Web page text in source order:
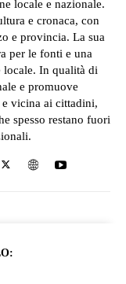
locale e nazionale.
e cronaca, con
e provincia. La sua
per le fonti e una
locale. In qualità di
e promuove
e vicina ai cittadini,
spesso restano fuori